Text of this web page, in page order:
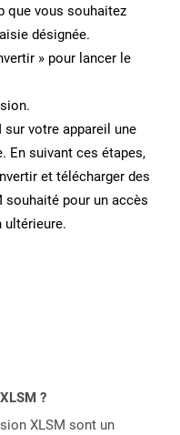
que vous souhaitez
désignée.
» pour lancer le
sur votre appareil une
En suivant ces étapes,
et télécharger des
souhaité pour un accès
ultérieure.
?
XLSM sont un